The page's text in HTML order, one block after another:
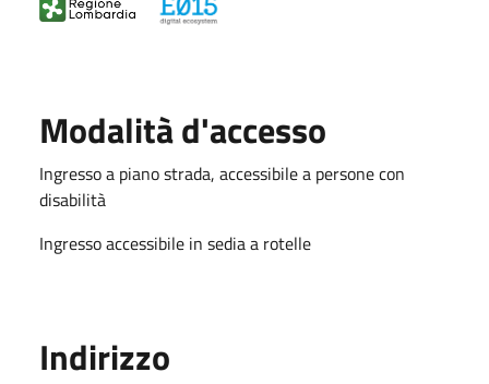
Modalità d'accesso
Ingresso a piano strada, accessibile a persone con
disabilità
Ingresso accessibile in sedia a rotelle
Indirizzo